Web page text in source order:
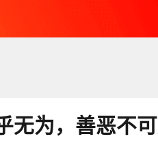
无为，善恶不